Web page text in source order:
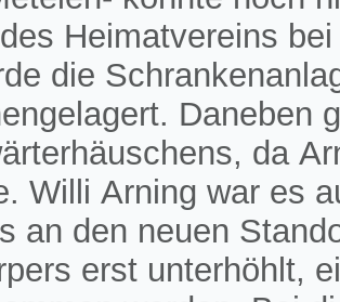
Heimatvereins
die
Daneben
da
Willi Arning war es
an den neuen
erst unterhöhlt,